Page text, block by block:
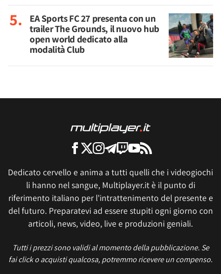
EA Sports FC 27 presenta con un
trailer The Grounds, il nuovo hub
open world dedicato alla
modalità Club
Dedicato cervello e anima a tutti quelli che i videogiochi
li hanno nel sangue, Multiplayer.it è il punto di
riferimento italiano per l'intrattenimento del presente e
del futuro. Preparatevi ad essere stupiti ogni giorno con
articoli, news, video, live e produzioni geniali.
Tutti i prezzi sono validi al momento della pubblicazione. Se
fai click o acquisti qualcosa, potremmo ricevere un compenso.